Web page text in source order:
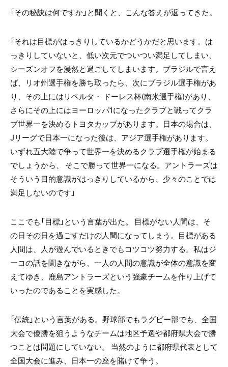
「その秘訣は何ですか」と聞くと、こんな答えが返ってきた。
「それは目標がはっきりしているかどうかだと思います。は
っきりしていないと、低い次元でついつい満足してしまい、
シーズンオフを漫然と過ごしてしまいます。ブラジルで言え
ば、リオ州選手権を勝ち取ったら、次にブラジル選手権があ
り、その上にはリベルタ・ ドーレス杯(南米選手権)があり、
さらにその上にはヨーロッパ1になったクラブと戦ってクラ
ブ世界一を決めるトヨタカップがあります。日本の場合は、
Jリーグで日本一になった後は、アジア選手権があります。
いずれ五大陸で争って世界一を決めるクラブ選手権が始まる
でしょうから、 そこで勝って世界一になる。アントラーズは
そういう目的意識がはっきりしているから、少々のことでは
満足しないのです」
ここでも「目標」という言葉が出た。 目標がない人間は、そ
の日その日を過ごすだけの人間になってしまう。目標がある
人間は、人が遊んでいるときでもコツコツ努力する。私はジ
ーコの話を聞きながら、一人の人間の意識が全体の意識を変
えてゆき、鹿島アントラーズという強豪チームを作り上げて
いったのであることを実感した。
「伝統」という言葉がある。野球部でもラグビー部でも、全国
大会で優勝を狙うようなチームは地区予選や都府県大会で勝
つことは問題にしていない。 当然のように都府県代表として
全国大会に進み、日本一の座を賭けて争う。